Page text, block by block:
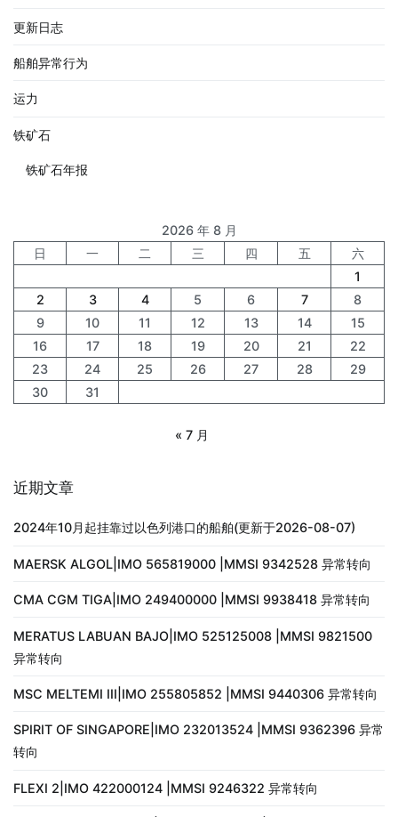
更新日志
船舶异常行为
运力
铁矿石
铁矿石年报
2026 年 8 月
日
一 二 三 四 五
六
1
2
3 4 5 6 7
8
9
10 11 12 13 14
15
16
17 18 19 20 21
22
23
24 25 26 27 28
29
30
31
« 7 月
近期文章
2024年10月起挂靠过以色列港口的船舶(更新于2026-08-07)
MAERSK ALGOL|IMO 565819000 |MMSI 9342528 异常转向
CMA CGM TIGA|IMO 249400000 |MMSI 9938418 异常转向
MERATUS LABUAN BAJO|IMO 525125008 |MMSI 9821500
异常转向
MSC MELTEMI III|IMO 255805852 |MMSI 9440306 异常转向
SPIRIT OF SINGAPORE|IMO 232013524 |MMSI 9362396 异常
转向
FLEXI 2|IMO 422000124 |MMSI 9246322 异常转向